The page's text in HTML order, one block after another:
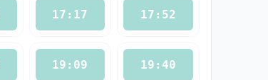
17:17 17:52
19:09 19:40